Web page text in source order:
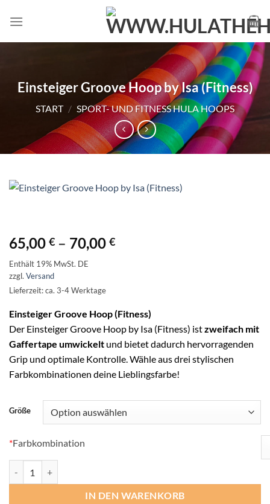
Inhalt
Einsteiger Groove Hoop by Isa (Fitness)
START / SPORT- UND FITNESS HULA HOOPS
65,00 € – 70,00 €Preisspanne:
Enthält 19% MwSt. DE
zzgl. Versand
Lieferzeit: ca. 3-4 Werktage
Einsteiger Groove Hoop (Fitness)
Der Einsteiger Groove Hoop by Isa (Fitness) istzweifach mit
Gaffertape umwickelt und bietet dadurch hervorragenden
Grip und optimale Kontrolle.Wähle aus drei stylischen
Farbkombinationen deine Lieblingsfarbe!
Größe
*Farbkombination
IN DEN WARENKORB